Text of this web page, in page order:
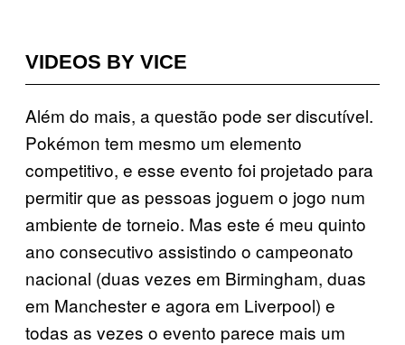
VIDEOS BY VICE
Além do mais, a questão pode ser discutível.
Pokémon tem mesmo um elemento
competitivo, e esse evento foi projetado para
permitir que as pessoas joguem o jogo num
ambiente de torneio. Mas este é meu quinto
ano consecutivo assistindo o campeonato
nacional (duas vezes em Birmingham, duas
em Manchester e agora em Liverpool) e
todas as vezes o evento parece mais um